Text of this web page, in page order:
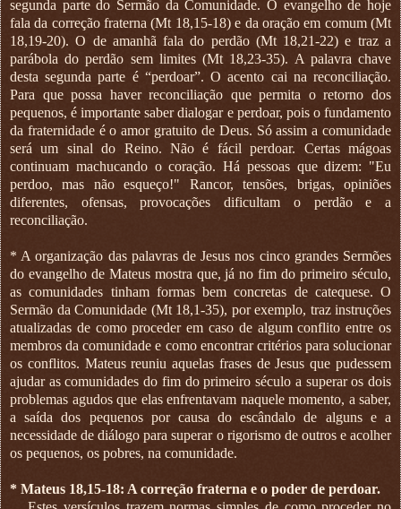
segunda parte do Sermão da Comunidade. O evangelho de hoje
fala da correção fraterna (Mt 18,15-18) e da oração em comum (Mt
18,19-20). O de amanhã fala do perdão (Mt 18,21-22) e traz a
parábola do perdão sem limites (Mt 18,23-35). A palavra chave
desta segunda parte é “perdoar”. O acento cai na reconciliação.
Para que possa haver reconciliação que permita o retorno dos
pequenos, é importante saber dialogar e perdoar, pois o fundamento
da fraternidade é o amor gratuito de Deus. Só assim a comunidade
será um sinal do Reino. Não é fácil perdoar. Certas mágoas
continuam machucando o coração. Há pessoas que dizem: "Eu
perdoo, mas não esqueço!" Rancor, tensões, brigas, opiniões
diferentes, ofensas, provocações dificultam o perdão e a
reconciliação.
* A organização das palavras de Jesus nos cinco grandes Sermões
do evangelho de Mateus mostra que, já no fim do primeiro século,
as comunidades tinham formas bem concretas de catequese. O
Sermão da Comunidade (Mt 18,1-35), por exemplo, traz instruções
atualizadas de como proceder em caso de algum conflito entre os
membros da comunidade e como encontrar critérios para solucionar
os conflitos. Mateus reuniu aquelas frases de Jesus que pudessem
ajudar as comunidades do fim do primeiro século a superar os dois
problemas agudos que elas enfrentavam naquele momento, a saber,
a saída dos pequenos por causa do escândalo de alguns e a
necessidade de diálogo para superar o rigorismo de outros e acolher
os pequenos, os pobres, na comunidade.
* Mateus 18,15-18: A correção fraterna e o poder de perdoar.